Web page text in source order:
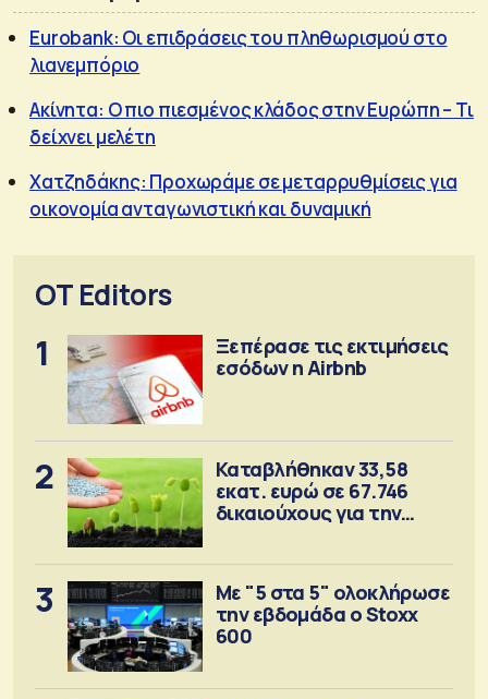
Eurobank: Οι επιδράσεις του πληθωρισμού στο
λιανεμπόριο
Ακίνητα: Ο πιο πιεσμένος κλάδος στην Ευρώπη – Τι
δείχνει μελέτη
Χατζηδάκης: Προχωράμε σε μεταρρυθμίσεις για
οικονομία ανταγωνιστική και δυναμική
OT Editors
1
Ξεπέρασε τις εκτιμήσεις
εσόδων η Airbnb
2
Καταβλήθηκαν 33,58
εκατ. ευρώ σε 67.746
δικαιούχους για την
3
Με "5 στα 5" ολοκλήρωσε
την εβδομάδα ο Stoxx
600